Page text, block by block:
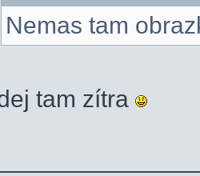
Nemas tam
tam zítra